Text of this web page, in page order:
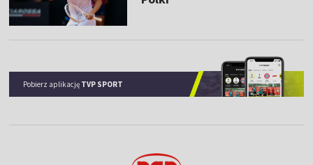
Pobierz aplikację TVP SPORT